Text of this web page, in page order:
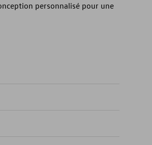
personnalisé pour une